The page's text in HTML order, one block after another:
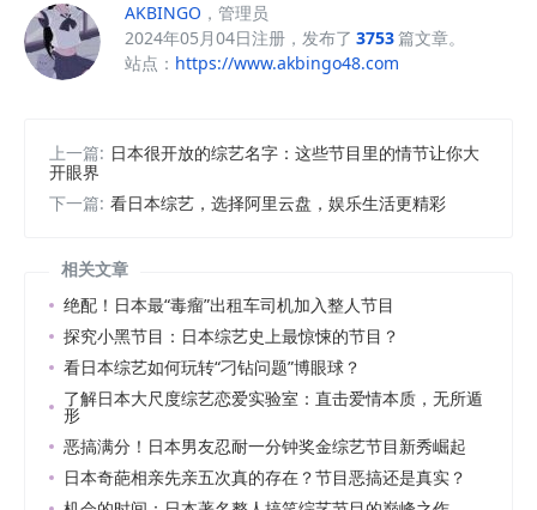
AKBINGO ，管理员
2024年05月04日注册，发布了 3753篇文章。
站点： https://www.akbingo48.com
上一篇: 日本很开放的综艺名字：这些节目里的情节让你大
开眼界
下一篇: 看日本综艺，选择阿里云盘，娱乐生活更精彩
相关文章
绝配！日本最“毒瘤”出租车司机加入整人节目
探究小黑节目：日本综艺史上最惊悚的节目？
看日本综艺如何玩转“刁钻问题”博眼球？
了解日本大尺度综艺恋爱实验室：直击爱情本质，无所遁
形
恶搞满分！日本男友忍耐一分钟奖金综艺节目新秀崛起
日本奇葩相亲先亲五次真的存在？节目恶搞还是真实？